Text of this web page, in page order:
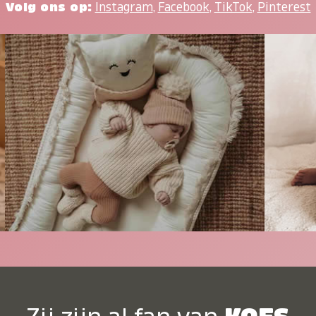
Volg ons op: Instagram, Facebook, TikTok, Pinterest